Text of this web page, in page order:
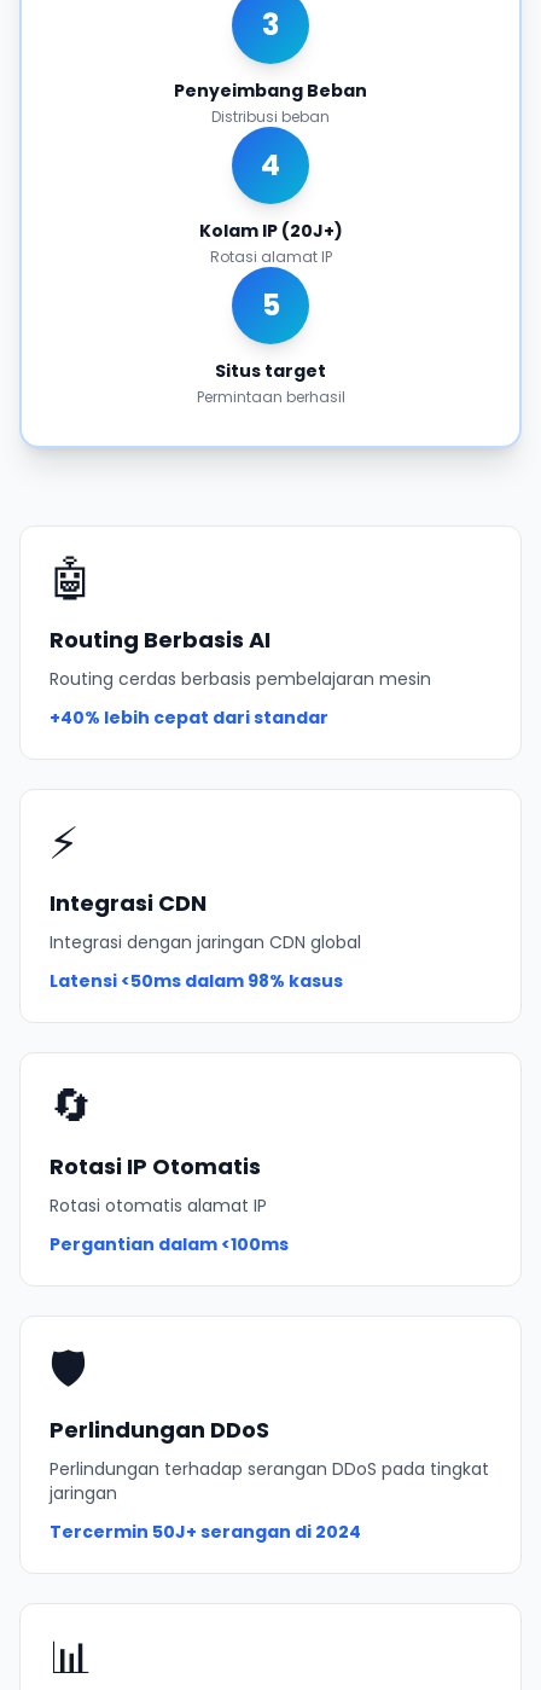
3
Penyeimbang Beban
Distribusi beban
4
Kolam IP (20J+)
Rotasi alamat IP
5
Situs target
Permintaan berhasil
🤖
Routing Berbasis AI
Routing cerdas berbasis pembelajaran mesin
+40% lebih cepat dari standar
⚡
Integrasi CDN
Integrasi dengan jaringan CDN global
Latensi <50ms dalam 98% kasus
🔄
Rotasi IP Otomatis
Rotasi otomatis alamat IP
Pergantian dalam <100ms
🛡️
Perlindungan DDoS
Perlindungan terhadap serangan DDoS pada tingkat
jaringan
Tercermin 50J+ serangan di 2024
📊